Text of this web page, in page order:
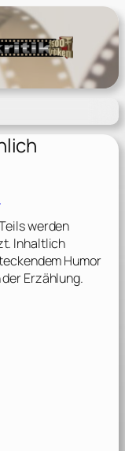
werden
Inhaltlich
Humor
Erzählung.